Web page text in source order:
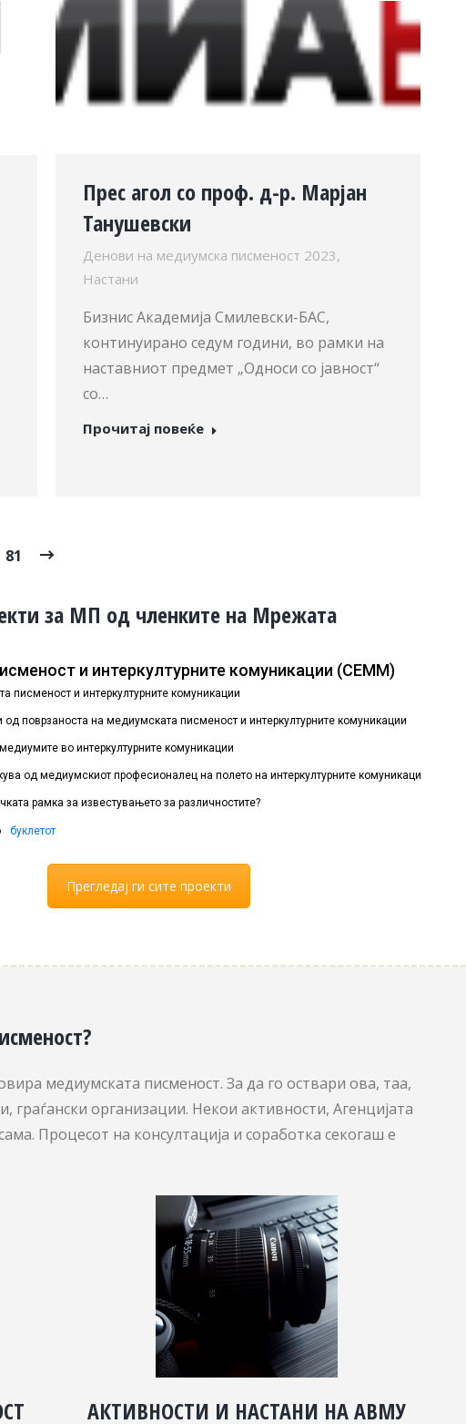
Прес агол со проф. д-р. Марјан
Танушевски
Денови на медиумска писменост 2023,
Настани
Бизнис Академија Смилевски-БАС,
континуирано седум години, во рамки на
наставниот предмет „Односи со јавност“
со…
Прочитај повеќе
81
за МП од членките на Мрежата
писменост и интеркултурните комуникации
поврзаноста на медиумската писменост и интеркултурните комуникации
во интеркултурните комуникации
од медиумскиот професионалец на полето на интеркултурните комуникации?
рамка за известувањето за различностите?
и интеркултурните комуникации (СЕММ)
буклетот
Прегледај ги сите проекти
медиумската писменост. За да го оствари ова, таа,
организации. Некои активности, Агенцијата
Процесот на консултација и соработка секогаш е
АКТИВНОСТИ И НАСТАНИ НА АВМУ